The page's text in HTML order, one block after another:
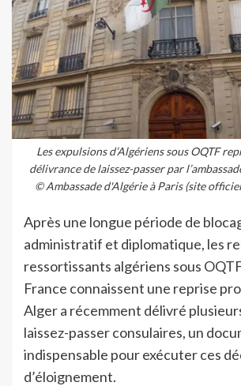
Les expulsions d’Algériens sous OQTF
délivrance de laissez-passer par
© Ambassade d'Algérie à Paris (site
Après une longue période de
administratif et diplomatique, les
ressortissants algériens sous
France connaissent une reprise
Alger a récemment délivré
laissez-passer consulaires, un
indispensable pour exécuter ces
d’éloignement.